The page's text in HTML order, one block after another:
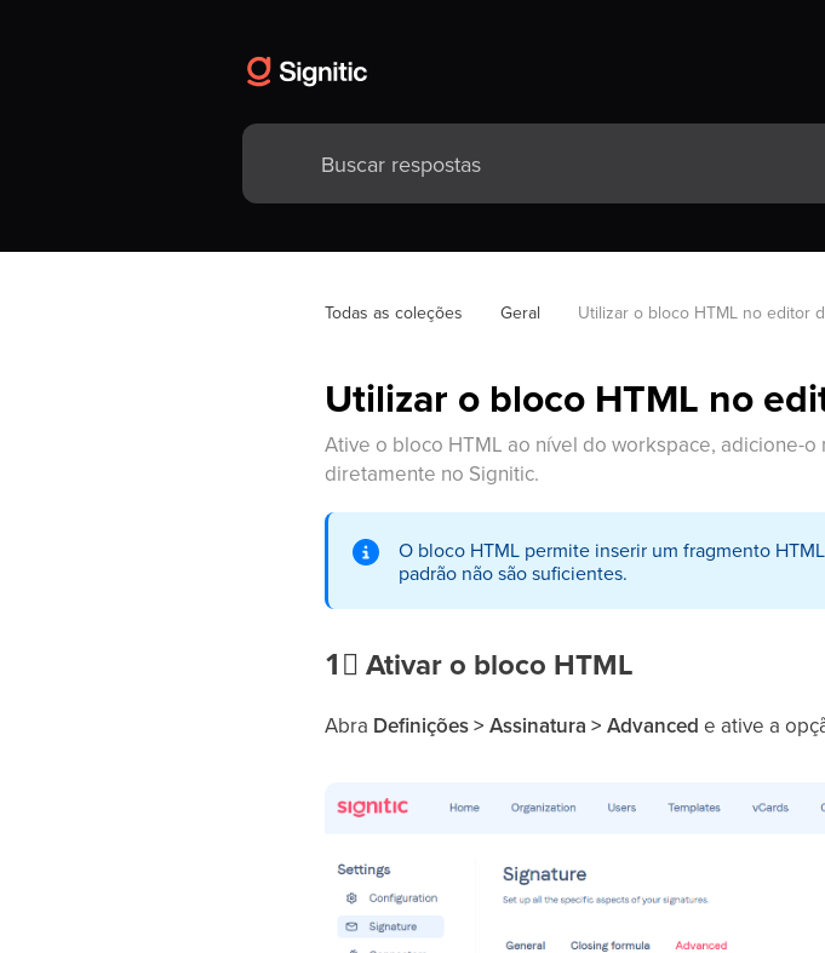
Todas as coleções Geral Utilizar o bloco HTML no editor
Utilizar o bloco HTML no
Ative o bloco HTML ao nível do workspace, adicione-
diretamente no Signitic.
O bloco HTML permite inserir um fragmento
padrão não são suficientes.
1⃣Ativar o bloco HTML
Abra Definições > Assinatura > Advanced e ative a